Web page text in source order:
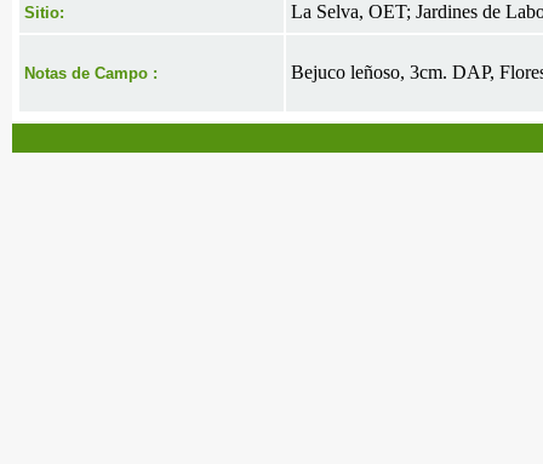
Sitio: La Selva, OET; Jardines de
Notas de Campo : Bejuco leñoso, 3cm. DAP,